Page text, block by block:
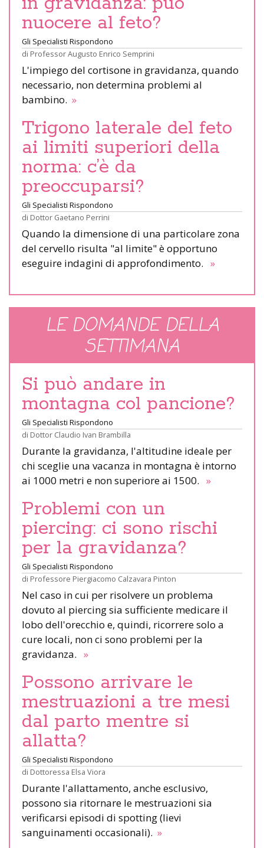
nuocere al feto?
Gli Specialisti Rispondono
di Professor Augusto Enrico Semprini
L'impiego del cortisone in gravidanza, quando
necessario, non determina problemi al
bambino. »
Trigono laterale del feto
ai limiti superiori della
norma: c’è da
preoccuparsi?
Gli Specialisti Rispondono
di Dottor Gaetano Perrini
Quando la dimensione di una particolare zona
del cervello risulta "al limite" è opportuno
eseguire indagini di approfondimento. »
LE DOMANDE DELLA
SETTIMANA
Si può andare in
montagna col pancione?
Gli Specialisti Rispondono
di Dottor Claudio Ivan Brambilla
Durante la gravidanza, l'altitudine ideale per
chi sceglie una vacanza in montagna è intorno
ai 1000 metri e non superiore ai 1500. »
Problemi con un
piercing: ci sono rischi
per la gravidanza?
Gli Specialisti Rispondono
di Professore Piergiacomo Calzavara Pinton
Nel caso in cui per risolvere un problema
dovuto al piercing sia sufficiente medicare il
lobo dell'orecchio e, quindi, ricorrere solo a
cure locali, non ci sono problemi per la
gravidanza. »
Possono arrivare le
mestruazioni a tre mesi
dal parto mentre si
allatta?
Gli Specialisti Rispondono
di Dottoressa Elsa Viora
Durante l'allattamento, anche esclusivo,
possono sia ritornare le mestruazioni sia
verificarsi episodi di spotting (lievi
sanguinamenti occasionali). »